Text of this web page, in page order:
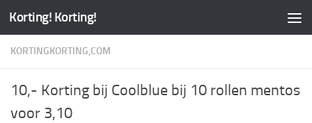
Korting! Korting!
KORTINGKORTING,COM
10,- Korting bij Coolblue bij 10 rollen mentos
voor 3,10